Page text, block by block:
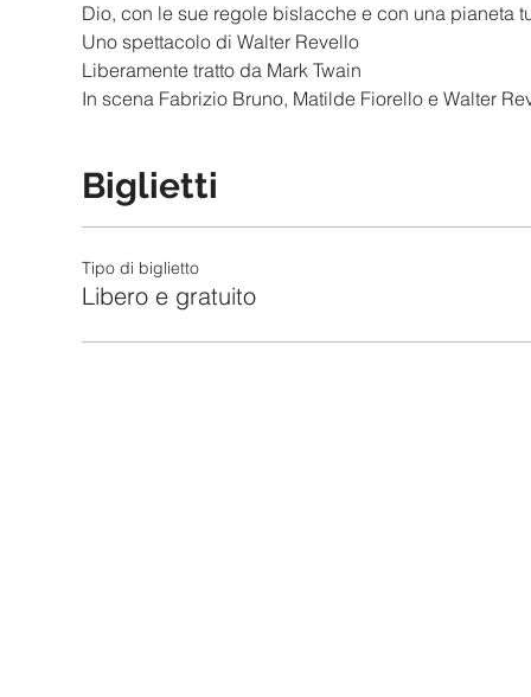
Dio, con le sue regole bislacche e con una pianeta
Uno spettacolo di Walter Revello
Liberamente tratto da Mark Twain
In scena Fabrizio Bruno, Matilde Fiorello e Walter
Biglietti
Tipo di biglietto
Libero e gratuito